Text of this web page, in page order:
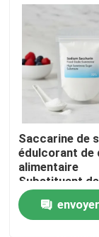
Produits
Vidéos
Au sujet de
Visite d'usine
Saccarine de
édulcorant de
alimentaire
Substituant
de haute